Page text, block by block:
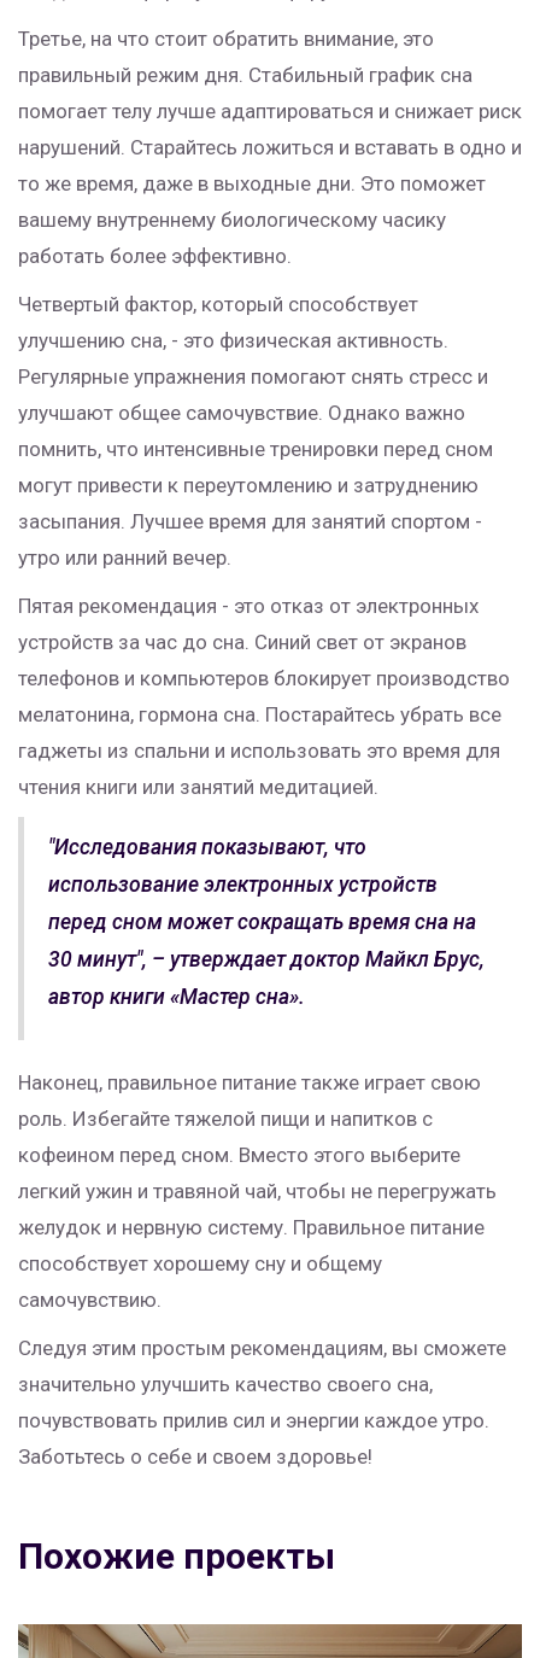
Третье, на что стоит обратить внимание, это
правильный режим дня. Стабильный график сна
помогает телу лучше адаптироваться и снижает риск
нарушений. Старайтесь ложиться и вставать в одно и
то же время, даже в выходные дни. Это поможет
вашему внутреннему биологическому часику
работать более эффективно.
Четвертый фактор, который способствует
улучшению сна, - это физическая активность.
Регулярные упражнения помогают снять стресс и
улучшают общее самочувствие. Однако важно
помнить, что интенсивные тренировки перед сном
могут привести к переутомлению и затруднению
засыпания. Лучшее время для занятий спортом -
утро или ранний вечер.
Пятая рекомендация - это отказ от электронных
устройств за час до сна. Синий свет от экранов
телефонов и компьютеров блокирует производство
мелатонина, гормона сна. Постарайтесь убрать все
гаджеты из спальни и использовать это время для
чтения книги или занятий медитацией.
"Исследования показывают, что
использование электронных устройств
перед сном может сокращать время сна на
30 минут", – утверждает доктор Майкл Брус,
автор книги «Мастер сна».
Наконец, правильное питание также играет свою
роль. Избегайте тяжелой пищи и напитков с
кофеином перед сном. Вместо этого выберите
легкий ужин и травяной чай, чтобы не перегружать
желудок и нервную систему. Правильное питание
способствует хорошему сну и общему
самочувствию.
Следуя этим простым рекомендациям, вы сможете
значительно улучшить качество своего сна,
почувствовать прилив сил и энергии каждое утро.
Заботьтесь о себе и своем здоровье!
Похожие проекты